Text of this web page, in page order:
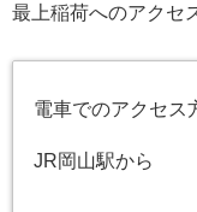
最上稲荷へのアクセ
電車でのアクセス
JR岡山駅から